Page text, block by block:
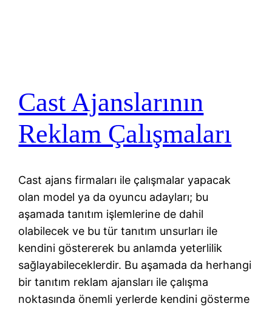
Cast Ajanslarının
Reklam Çalışmaları
Cast ajans firmaları ile çalışmalar yapacak
olan model ya da oyuncu adayları; bu
aşamada tanıtım işlemlerine de dahil
olabilecek ve bu tür tanıtım unsurları ile
kendini göstererek bu anlamda yeterlilik
sağlayabileceklerdir. Bu aşamada da herhangi
bir tanıtım reklam ajansları ile çalışma
noktasında önemli yerlerde kendini gösterme